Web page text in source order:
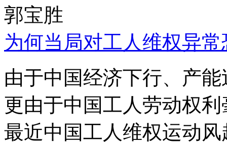
郭宝胜
为何当局对工人维权异
由于中国经济下行、产
更由于中国工人劳动权
最近中国工人维权运动